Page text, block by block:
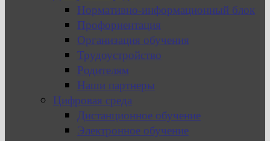
Нормативно-информационный блок
Профориентация
Организация обучения
Трудоустройство
Родителям
Наши партнеры
Цифровая среда
Дистанционное обучение
Электронное обучение